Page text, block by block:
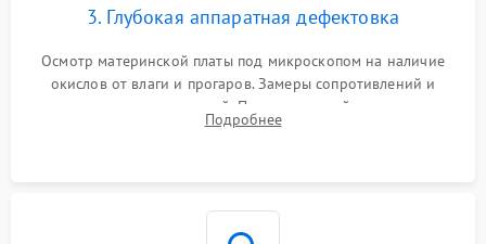
3. Глубокая аппаратная дефектовка
Осмотр материнской платы под микроскопом на наличие
окислов от влаги и прогаров. Замеры сопротивлений и
дежурных напряжений. Проверка цепей питания,
мультиконтроллера, процессора и видеочипа.
Подробнее